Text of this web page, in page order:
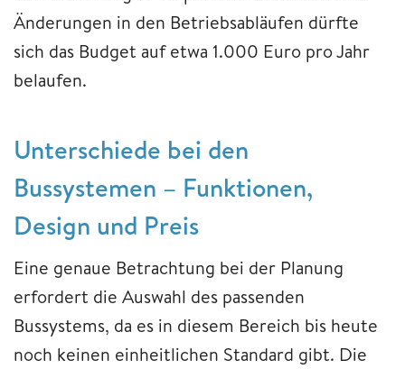
Änderungen in den Betriebsabläufen dürfte
sich das Budget auf etwa 1.000 Euro pro Jahr
belaufen.
Unterschiede bei den
Bussystemen – Funktionen,
Design und Preis
Eine genaue Betrachtung bei der Planung
erfordert die Auswahl des passenden
Bussystems, da es in diesem Bereich bis heute
noch keinen einheitlichen Standard gibt. Die